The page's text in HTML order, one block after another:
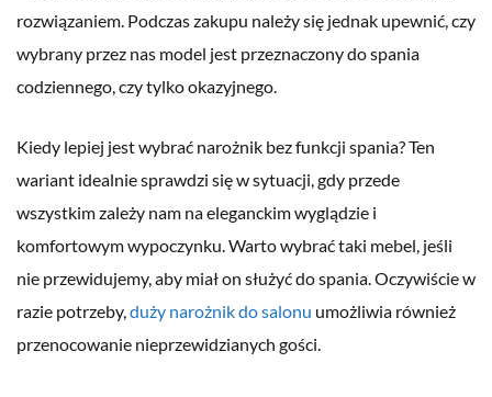
rozwiązaniem. Podczas zakupu należy się jednak upewnić, czy
wybrany przez nas model jest przeznaczony do spania
codziennego, czy tylko okazyjnego.
Kiedy lepiej jest wybrać narożnik bez funkcji spania? Ten
wariant idealnie sprawdzi się w sytuacji, gdy przede
wszystkim zależy nam na eleganckim wyglądzie i
komfortowym wypoczynku. Warto wybrać taki mebel, jeśli
nie przewidujemy, aby miał on służyć do spania. Oczywiście w
razie potrzeby,duży narożnik do salonu umożliwia również
przenocowanie nieprzewidzianych gości.